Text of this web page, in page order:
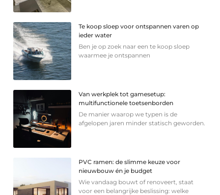
Te koop sloep voor ontspannen varen op
ieder water
Ben je op zoek naar een te koop sloep
waarmee je ontspannen
Van werkplek tot gamesetup:
multifunctionele toetsenborden
De manier waarop we typen is de
afgelopen jaren minder statisch geworden.
PVC ramen: de slimme keuze voor
nieuwbouw én je budget
Wie vandaag bouwt of renoveert, staat
voor een belangrijke beslissing: welke